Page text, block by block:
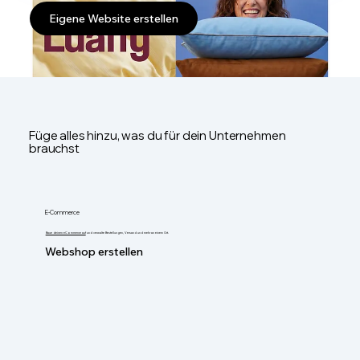
Eigene Website erstellen
Füge alles hinzu, was du für dein Unternehmen
brauchst
E-Commerce
Baue deinen eCommerce aufund verwalte Bestellungen, Versand und mehr an einem Ort.
Webshop erstellen